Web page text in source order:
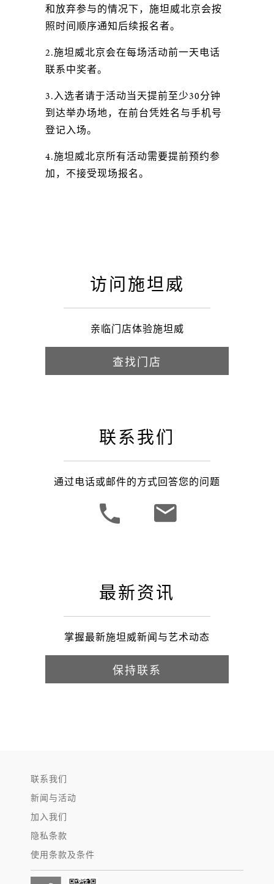
和放弃参与的情况下，施坦威北京会按
照时间顺序通知后续报名者。
2.施坦威北京会在每场活动前一天电话
联系中奖者。
3.入选者请于活动当天提前至少30分钟
到达举办场地，在前台凭姓名与手机号
登记入场。
4.施坦威北京所有活动需要提前预约参
加，不接受现场报名。
访问施坦威
亲临门店体验施坦威
查找门店
联系我们
通过电话或邮件的方式回答您的问题
最新资讯
掌握最新施坦威新闻与艺术动态
保持联系
联系我们
新闻与活动
加入我们
隐私条款
使用条款及条件